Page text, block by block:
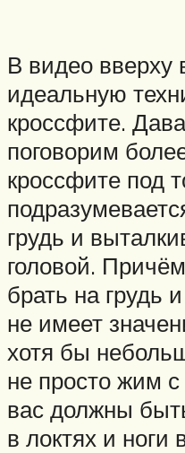
В видео вверху
идеальную
кроссфите.
поговорим
кроссфите под
грудь и
головой.
брать на грудь
не имеет
хотя бы
не просто жим с
вас должны
в локтях и ноги